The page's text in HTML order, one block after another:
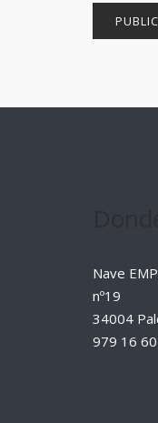
Nave
nº19
34004
979 16